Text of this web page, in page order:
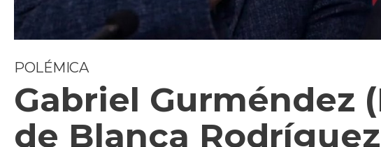
POLÉMICA
Gabriel Gurméndez
de Blanca